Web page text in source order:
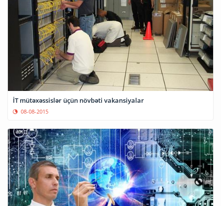
İT mütəxəssislər üçün növbəti vakansiyalar
08-08-2015